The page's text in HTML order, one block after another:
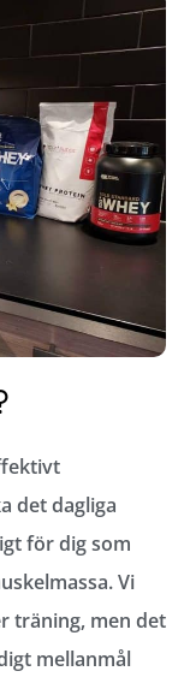
det dagliga
för dig som
Vi
träning, men det
mellanmål